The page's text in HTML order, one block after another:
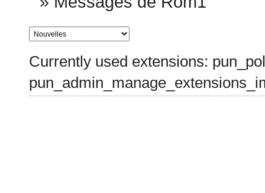
Currently used extensions: